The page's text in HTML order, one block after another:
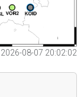
08-07 20:02:02